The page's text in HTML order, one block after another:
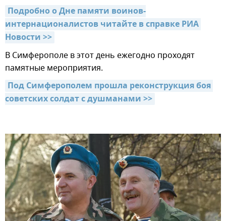
Подробно о Дне памяти воинов-
интернационалистов читайте в справке РИА
Новости >>
В Симферополе в этот день ежегодно проходят
памятные мероприятия.
Под Симферополем прошла реконструкция боя
советских солдат с душманами >>